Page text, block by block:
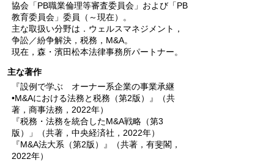
協会「PB職業倫理等審査委員会」および「PB
教育委員会」委員（～現在）。
主な取扱い分野は．ウェルスマネジメント，
争訟／紛争解決，税務，M&A。
現在，森・濱田松本法律事務所パートナー。
主な著作
『設例で学ぶ オーナー系企業の事業承継
•M&Aにおける法務と税務（第2版）』（共
著，商事法務，2022年）
『税務・法務を統合したM&A戦略（第3
版）」（共著，中央経済社，2022年）
『M&A法大系（第2版）』（共著，有斐閣，
2022年）